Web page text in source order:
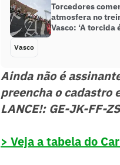
Torcedores
atmosfera no
Vasco: ‘A torcida
Vasco
Ainda não é
preencha o cadastro
LANCE!: GE-JK-FF-
> Veja a tabela do